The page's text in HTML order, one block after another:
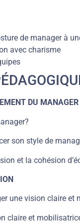
de manager à
avec charisme
DU
son style de
et la cohésion
une vision claire et
claire et